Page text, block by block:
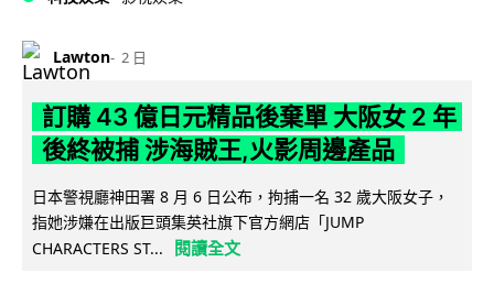
Lawton 2 日
訂購 43 億日元精品後棄單 大阪女 2 年
後終被捕 涉海賊王,火影周邊產品
日本警視廳神田署 8 月 6 日公布，拘捕一名 32 歲大阪女子，
指她涉嫌在出版巨頭集英社旗下官方網店「JUMP
CHARACTERS ST...
閱讀全文